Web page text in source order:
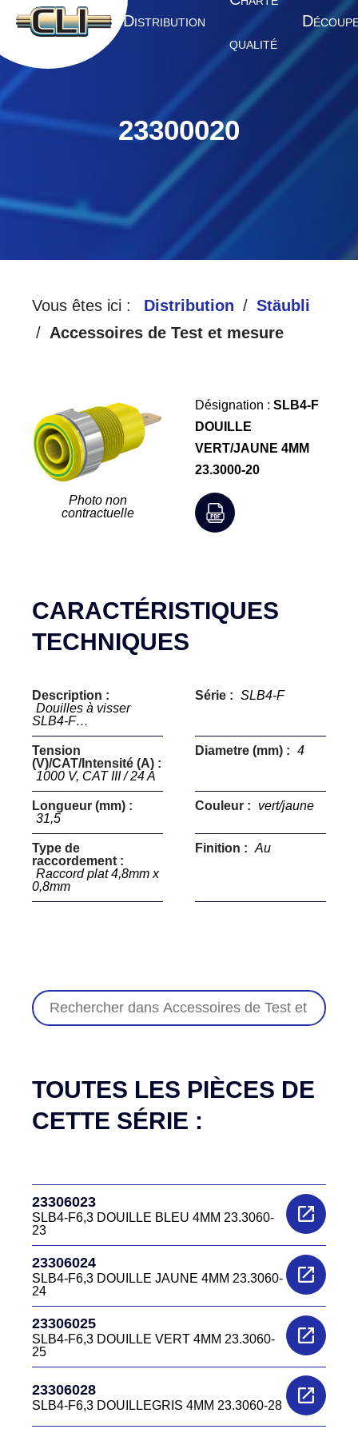
A CCUEIL DISTRIBUTION
QUALITÉ
D
23300020
Vous êtes ici : Distribution
Stäubli
Accessoires de Test et mesure
Photo non
contractuelle
Désignation : SLB4-F
DOUILLE
VERT/JAUNE 4MM
23.3000-20
CARACTÉRISTIQUES
TECHNIQUES
Description :
Douilles à visser
SLB4-F…
Série : SLB4-F
Tension
(V)/CAT/Intensité (A) :
1000 V, CAT III / 24 A
Diametre (mm) : 4
Longueur (mm) :
31,5
Couleur : vert/jaune
Type de
raccordement :
Raccord plat 4,8mm x
0,8mm
Finition : Au
TOUTES LES PIÈCES DE
CETTE SÉRIE :
23306023
SLB4-F6,3 DOUILLE BLEU 4MM 23.3060-
23
23306024
SLB4-F6,3 DOUILLE JAUNE 4MM 23.3060-
24
23306025
SLB4-F6,3 DOUILLE VERT 4MM 23.3060-
25
23306028
SLB4-F6,3 DOUILLEGRIS 4MM 23.3060-28